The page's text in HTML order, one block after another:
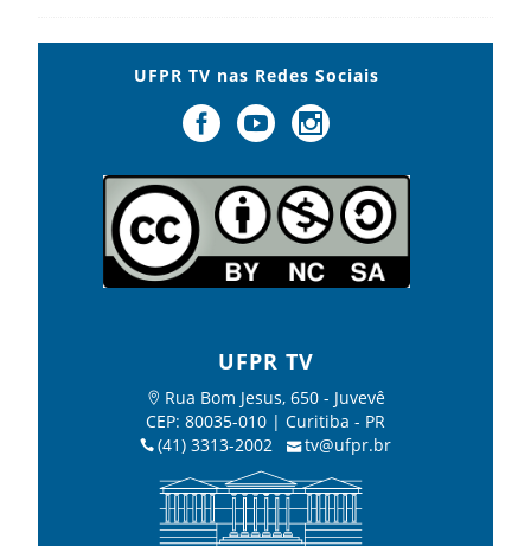
UFPR TV nas Redes Sociais
UFPR TV
Rua Bom Jesus, 650 - Juvevê
CEP: 80035-010 | Curitiba - PR
(41) 3313-2002
tv@ufpr.br